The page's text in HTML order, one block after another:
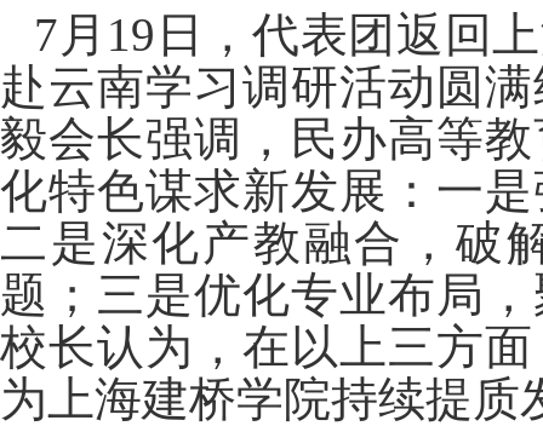
7 月 19 日，代表团返回
赴云南学习调研活动圆
毅会长强调，民办高等
化特色谋求新发展：一
二是深化产教融合，破
题；三是优化专业布局
校长认为，在以上三方
为上海建桥学院持续提